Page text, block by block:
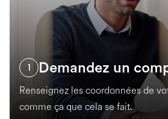
1 Demandez un
Renseignez les coordonnées de
comme ça que cela se fait.